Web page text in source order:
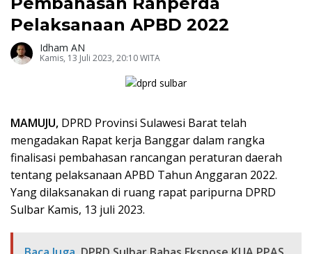
Pelaksanaan APBD 2022
Idham AN
Kamis, 13 Juli 2023, 20:10 WITA
MAMUJU, DPRD Provinsi Sulawesi Barat telah
mengadakan Rapat kerja Banggar dalam rangka
finalisasi pembahasan rancangan peraturan daerah
tentang pelaksanaan APBD Tahun Anggaran 2022.
Yang dilaksanakan di ruang rapat paripurna DPRD
Sulbar Kamis, 13 juli 2023.